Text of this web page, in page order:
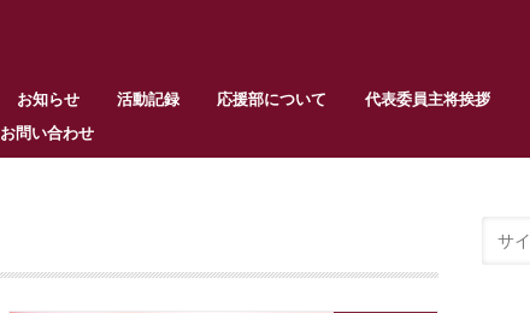
お知らせ 活動記録 応援部について 代表委員主将挨拶
お問い合わせ